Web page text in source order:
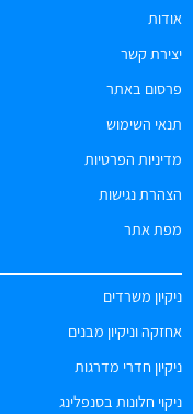
אודות
יצירת קשר
פרסום באתר
תנאי השימוש
מדיניות הפרטיות
הצהרת נגישות
מפת אתר
ניקיון משרדים
אחזקה וניקיון מבנים
ניקיון חדרי מדרגות
ניקוי חלונות בסנפלינג